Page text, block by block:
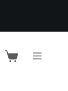
Shopping